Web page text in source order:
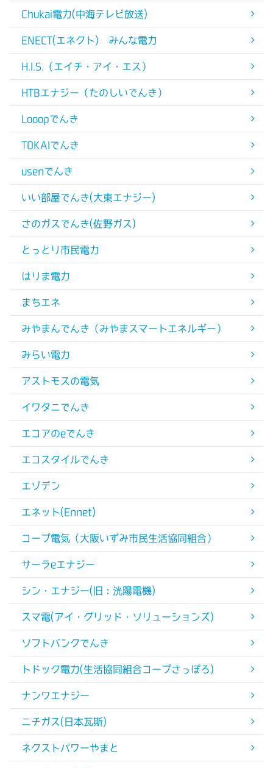
Chukai電力(中海テレビ放送)
ENECT(エネクト) みんな電力
H.I.S.（エイチ・アイ・エス）
HTBエナジー（たのしいでんき）
Looopでんき
TOKAIでんき
usenでんき
いい部屋でんき(大東エナジー)
さのガスでんき(佐野ガス)
とっとり市民電力
はりま電力
まちエネ
みやまんでんき（みやまスマートエネルギー）
みらい電力
アストモスの電気
イワタニでんき
エコアのeでんき
エコスタイルでんき
エゾデン
エネット(Ennet)
コープ電気（大阪いずみ市民生活協同組合）
サーラeエナジー
シン・エナジー(旧：洸陽電機)
スマ電(アイ・グリッド・ソリューションズ)
ソフトバンクでんき
トドック電力(生活協同組合コープさっぽろ)
ナンワエナジー
ニチガス(日本瓦斯)
ネクストパワーやまと